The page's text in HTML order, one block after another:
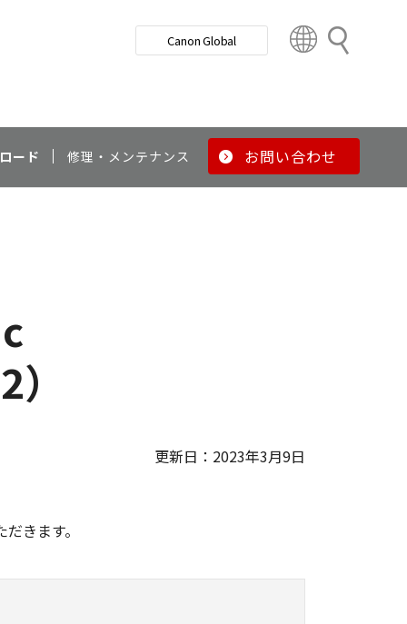
検
Canon Global
t
y
ード 修理・メンテナンス お問い合わせ
更新日：2023年3月9日
きます。